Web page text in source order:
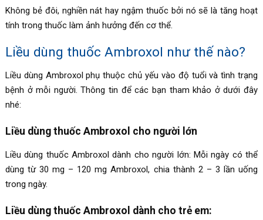
Không bẻ đôi, nghiền nát hay ngậm thuốc bởi nó sẽ là tăng hoạt
tính trong thuốc làm ảnh hưởng đến cơ thể.
Liều dùng thuốc Ambroxol như thế nào?
Liều dùng Ambroxol phụ thuộc chủ yếu vào độ tuổi và tình trạng
bệnh ở mỗi người. Thông tin để các bạn tham khảo ở dưới đây
nhé:
Liều dùng thuốc Ambroxol cho người lớn
Liều dùng thuốcAmbroxol dành cho người lớn: Mỗi ngày có thể
dùng từ 30 mg – 120 mg Ambroxol, chia thành 2 – 3 lần uống
trong ngày.
Liều dùng thuốc Ambroxol dành cho trẻ em: